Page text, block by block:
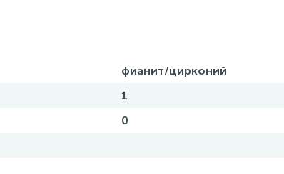
фианит/цирконий
1
0